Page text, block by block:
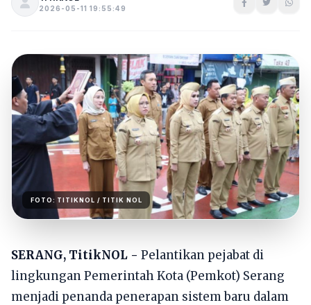
2026-05-11 19:55:49
FOTO: TITIKNOL / TITIK NOL
SERANG, TitikNOL - Pelantikan pejabat di
lingkungan Pemerintah Kota (Pemkot) Serang
menjadi penanda penerapan sistem baru dalam